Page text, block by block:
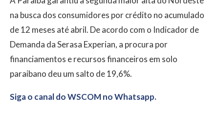
na busca dos consumidores por crédito no acumulado
de 12 meses até abril. De acordo com o Indicador de
Demanda da Serasa Experian, a procura por
financiamentos e recursos financeiros em solo
paraibano deu um salto de 19,6%.
Siga o canal do WSCOM no Whatsapp.